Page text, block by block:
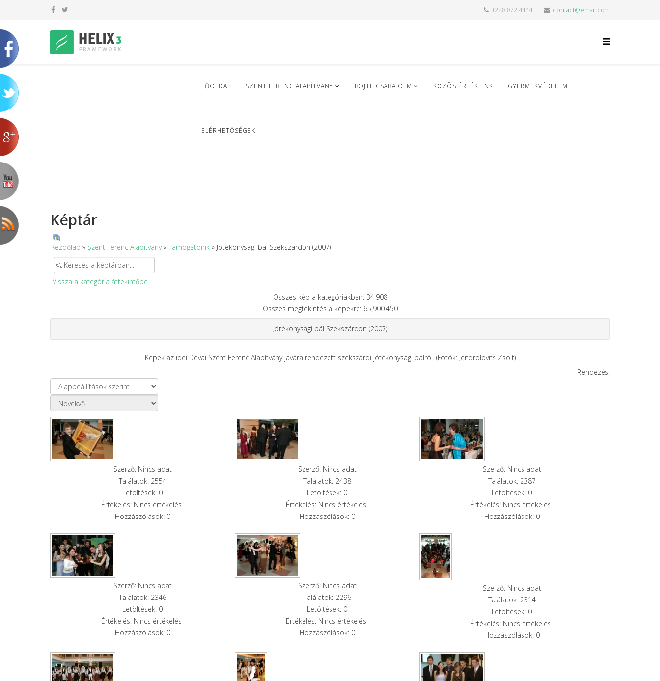
+228 872 4444 contact@email.com
FŐOLDAL SZENT FERENC ALAPÍTVÁNY BÖJTE CSABA OFM KÖZÖS ÉRTÉKEINK GYERMEKVÉDELEM
ELÉRHETŐSÉGEK
Képtár
Kezdőlap » Szent Ferenc Alapítvány» Támogatóink » Jótékonysági bál Szekszárdon (2007)
Vissza a kategória áttekintőbe
Összes kép a kategóriákban: 34,908
Összes megtekintés a képekre: 65,900,450
Jótékonysági bál Szekszárdon (2007)
Képek az idei Dévai Szent Ferenc Alapítvány javára rendezett szekszárdi jótékonysági bálról. (Fotók: Jendrolovits Zsolt)
Rendezés:
Szerző: Nincs adat
Találatok: 2554
Letöltések: 0
Értékelés: Nincs értékelés
Hozzászólások: 0
Szerző: Nincs adat
Találatok: 2438
Letöltések: 0
Értékelés: Nincs értékelés
Hozzászólások: 0
Szerző: Nincs adat
Találatok: 2387
Letöltések: 0
Értékelés: Nincs értékelés
Hozzászólások: 0
Szerző: Nincs adat
Találatok: 2346
Letöltések: 0
Értékelés: Nincs értékelés
Hozzászólások: 0
Szerző: Nincs adat
Találatok: 2296
Letöltések: 0
Értékelés: Nincs értékelés
Hozzászólások: 0
Szerző: Nincs adat
Találatok: 2314
Letöltések: 0
Értékelés: Nincs értékelés
Hozzászólások: 0